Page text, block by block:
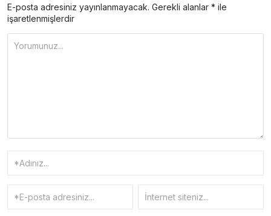
E-posta adresiniz yayınlanmayacak. Gerekli alanlar * ile
işaretlenmişlerdir